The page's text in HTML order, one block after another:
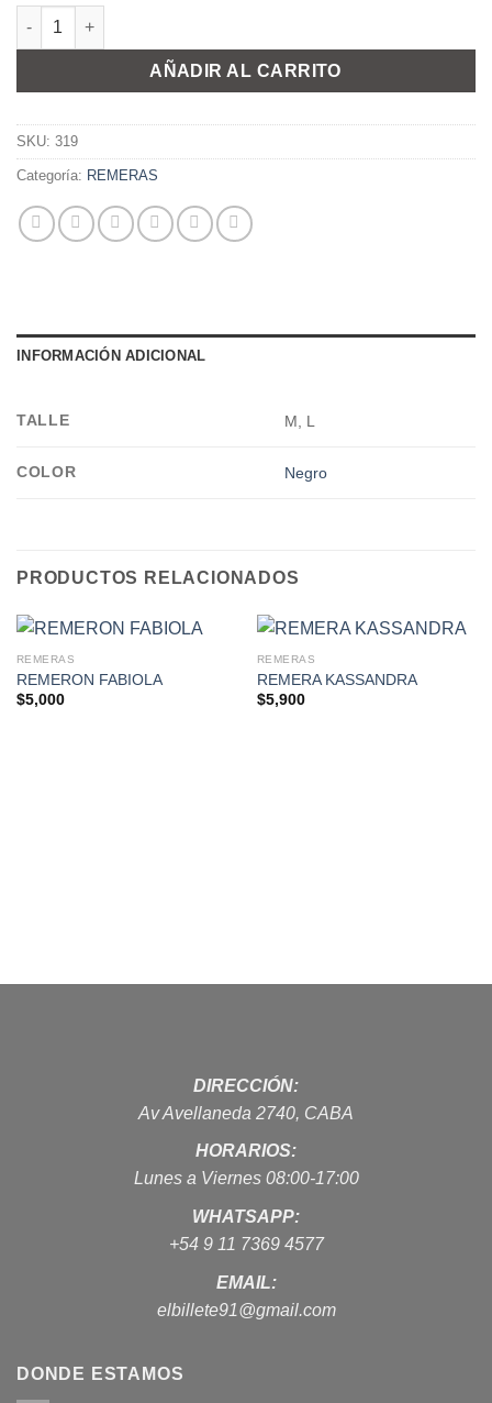
REMERA BELEN cantidad
AÑADIR AL CARRITO
SKU: 319
Categoría: REMERAS
INFORMACIÓN ADICIONAL
TALLE M, L
COLOR Negro
PRODUCTOS RELACIONADOS
REMERAS
REMERON FABIOLA
$5,000
REMERAS
REMERA KASSANDRA
$5,900
DIRECCIÓN:
Av Avellaneda 2740, CABA
HORARIOS:
Lunes a Viernes 08:00-17:00
WHATSAPP:
+54 9 11 7369 4577
EMAIL:
elbillete91@gmail.com
DONDE ESTAMOS